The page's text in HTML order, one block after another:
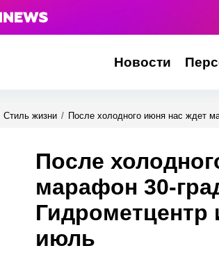
Новости
Стиль жизни / После холодного июня нас ждет
После
марафон 30-
Гидрометцентр
июль